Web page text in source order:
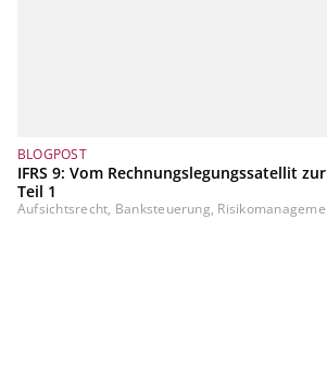
BLOGPOST
IFRS 9: Vom Rechnungslegungssatellit
Teil 1
Aufsichtsrecht, Banksteuerung,